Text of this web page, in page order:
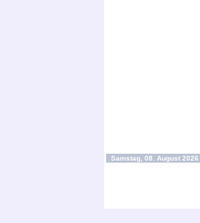
Samstag, 08. August 2026